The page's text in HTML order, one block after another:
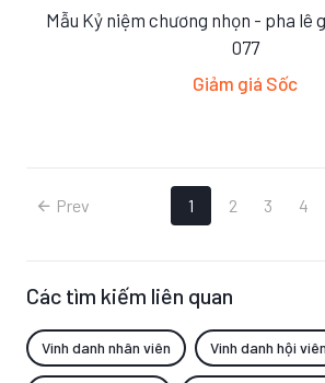
S M L
Mẫu Kỷ niệm chương nhọn - pha lê
077
Giảm giá Sốc
Prev 1 2 3 4
Các tìm kiếm liên quan
Vinh danh nhân viên Vinh danh hội viên